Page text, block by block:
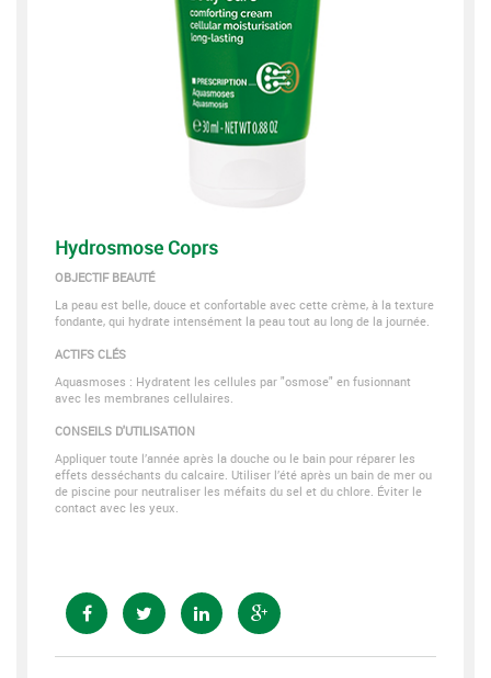
Hydrosmose Coprs
OBJECTIF BEAUTÉ
La peau est belle, douce et confortable avec cette crème, à la texture
fondante, qui hydrate intensément la peau tout au long de la journée.
ACTIFS CLÉS
Aquasmoses : Hydratent les cellules par "osmose" en fusionnant
avec les membranes cellulaires.
CONSEILS D'UTILISATION
Appliquer toute l’année après la douche ou le bain pour réparer les
effets desséchants du calcaire. Utiliser l’été après un bain de mer ou
de piscine pour neutraliser les méfaits du sel et du chlore. Éviter le
contact avec les yeux.